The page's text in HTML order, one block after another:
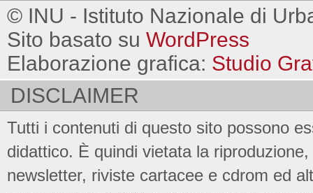
© INU - Istituto Nazionale di
Sito basato su WordPress
Elaborazione grafica: Studio
DISCLAIMER
Tutti i contenuti di questo sito possono
didattico. È quindi vietata la
newsletter, riviste cartacee e cdrom ed